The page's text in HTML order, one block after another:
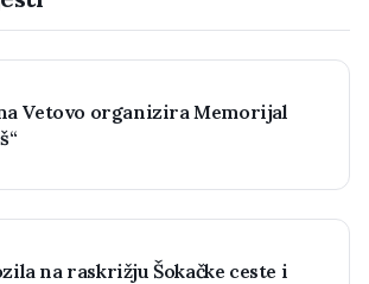
Vetovo organizira Memorijal
na raskrižju Šokačke ceste i